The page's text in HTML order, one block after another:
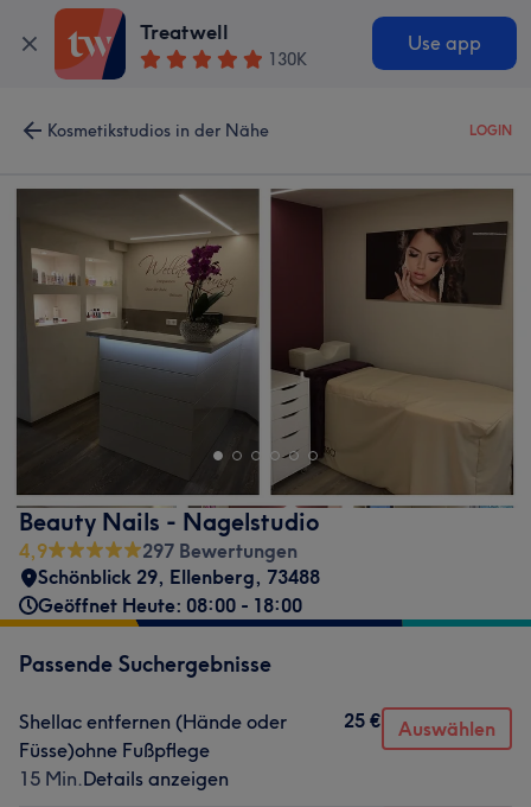
Treatwell
130K
Use app
Kosmetikstudios in der Nähe LOGIN
Beauty Nails - Nagelstudio
4,9
297 Bewertungen
Schönblick 29, Ellenberg, 73488
Geöffnet Heute: 08:00 - 18:00
Passende Suchergebnisse
Shellac entfernen (Hände oder
Füsse)ohne Fußpflege
15 Min.Details anzeigen
25 € Auswählen